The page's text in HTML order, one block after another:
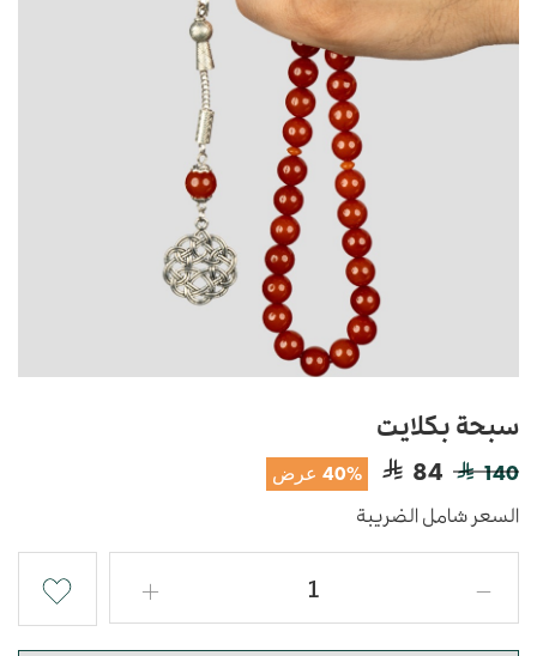
سبحة بكلايت
140
84 40% عرض
السعر شامل الضريبة